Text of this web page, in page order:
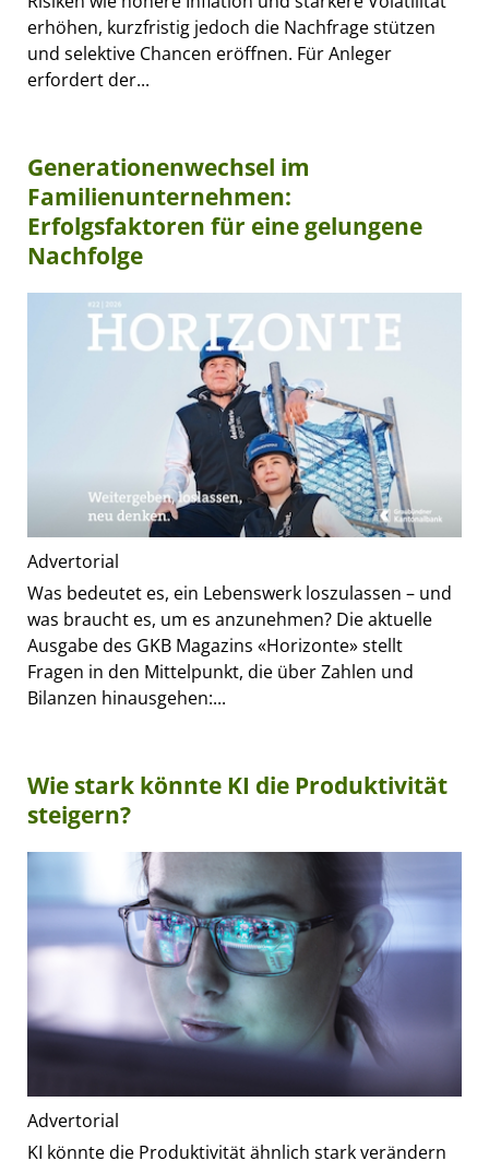
erhöhen, kurzfristig jedoch die Nachfrage stützen
und selektive Chancen eröffnen. Für Anleger
erfordert der...
Generationenwechsel im
Familienunternehmen:
Erfolgsfaktoren für eine gelungene
Nachfolge
Advertorial
Was bedeutet es, ein Lebenswerk loszulassen – und
was braucht es, um es anzunehmen? Die aktuelle
Ausgabe des GKB Magazins «Horizonte» stellt
Fragen in den Mittelpunkt, die über Zahlen und
Bilanzen hinausgehen:...
Wie stark könnte KI die Produktivität
steigern?
Advertorial
KI könnte die Produktivität ähnlich stark verändern